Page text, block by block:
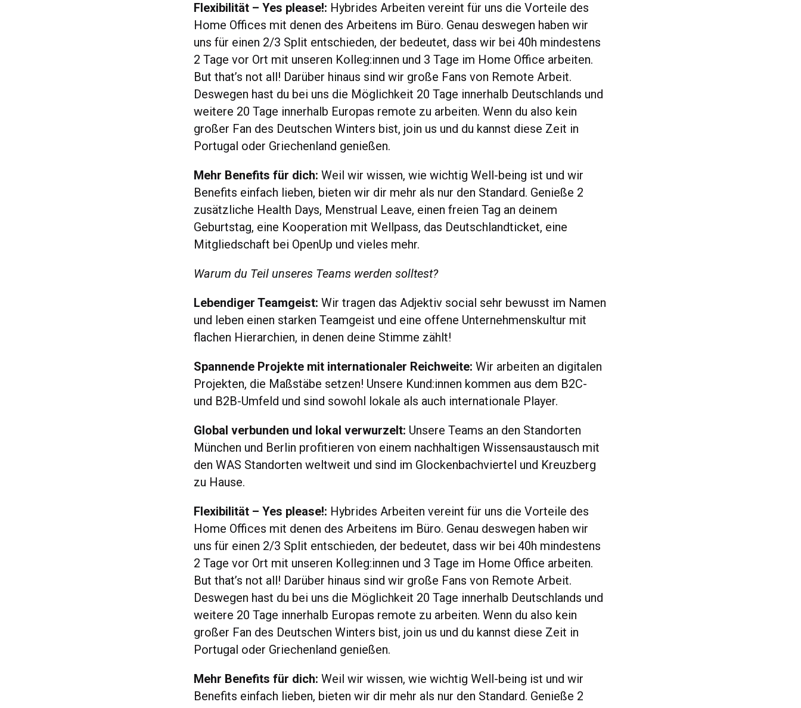
Flexibilität – Yes please!: Hybrides Arbeiten vereint für uns die Vorteile des
Home Offices mit denen des Arbeitens im Büro. Genau deswegen haben wir
uns für einen 2/3 Split entschieden, der bedeutet, dass wir bei 40h mindestens
2 Tage vor Ort mit unseren Kolleg:innen und 3 Tage im Home Office arbeiten.
But that’s not all! Darüber hinaus sind wir große Fans von Remote Arbeit.
Deswegen hast du bei uns die Möglichkeit 20 Tage innerhalb Deutschlands und
weitere 20 Tage innerhalb Europas remote zu arbeiten. Wenn du also kein
großer Fan des Deutschen Winters bist, join us und du kannst diese Zeit in
Portugal oder Griechenland genießen.
Mehr Benefits für dich: Weil wir wissen, wie wichtig Well-being ist und wir
Benefits einfach lieben, bieten wir dir mehr als nur den Standard. Genieße 2
zusätzliche Health Days, Menstrual Leave, einen freien Tag an deinem
Geburtstag, eine Kooperation mit Wellpass, das Deutschlandticket, eine
Mitgliedschaft bei OpenUp und vieles mehr.
Warum du Teil unseres Teams werden solltest?
Lebendiger Teamgeist:Wir tragen das Adjektiv social sehr bewusst im Namen
und leben einen starken Teamgeist und eine offene Unternehmenskultur mit
flachen Hierarchien, in denen deine Stimme zählt!
Spannende Projekte mit internationaler Reichweite: Wir arbeiten an digitalen
Projekten, die Maßstäbe setzen! Unsere Kund:innen kommen aus dem B2C-
und B2B-Umfeld und sind sowohl lokale als auch internationale Player.
Global verbunden und lokal verwurzelt: Unsere Teams an den Standorten
München und Berlin profitieren von einem nachhaltigen Wissensaustausch mit
den WAS Standorten weltweit und sind im Glockenbachviertel und Kreuzberg
zu Hause.
Flexibilität – Yes please!: Hybrides Arbeiten vereint für uns die Vorteile des
Home Offices mit denen des Arbeitens im Büro. Genau deswegen haben wir
uns für einen 2/3 Split entschieden, der bedeutet, dass wir bei 40h mindestens
2 Tage vor Ort mit unseren Kolleg:innen und 3 Tage im Home Office arbeiten.
But that’s not all! Darüber hinaus sind wir große Fans von Remote Arbeit.
Deswegen hast du bei uns die Möglichkeit 20 Tage innerhalb Deutschlands und
weitere 20 Tage innerhalb Europas remote zu arbeiten. Wenn du also kein
großer Fan des Deutschen Winters bist, join us und du kannst diese Zeit in
Portugal oder Griechenland genießen.
Mehr Benefits für dich: Weil wir wissen, wie wichtig Well-being ist und wir
Benefits einfach lieben, bieten wir dir mehr als nur den Standard. Genieße 2